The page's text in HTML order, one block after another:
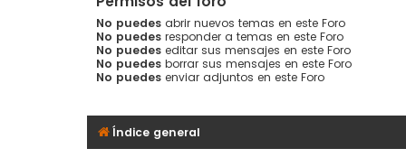
No puedes abrir nuevos temas en este Foro
No puedes responder a temas en este Foro
No puedes editar sus mensajes en este Foro
No puedes borrar sus mensajes en este Foro
No puedes enviar adjuntos en este Foro
Índice general